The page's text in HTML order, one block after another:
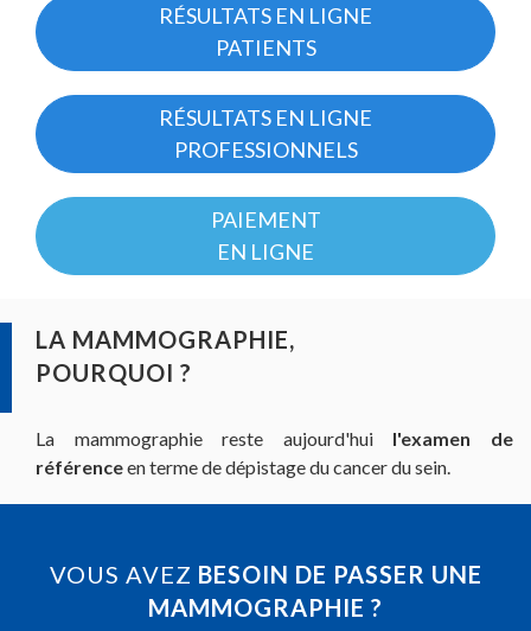
RÉSULTATS EN LIGNE
PATIENTS
RÉSULTATS EN LIGNE
PROFESSIONNELS
PAIEMENT
EN LIGNE
LA MAMMOGRAPHIE,
POURQUOI ?
La mammographie reste aujourd'hui l'examen de
référenceen terme de dépistage du cancer du sein.
VOUS AVEZ BESOIN DE PASSER UNE
MAMMOGRAPHIE ?